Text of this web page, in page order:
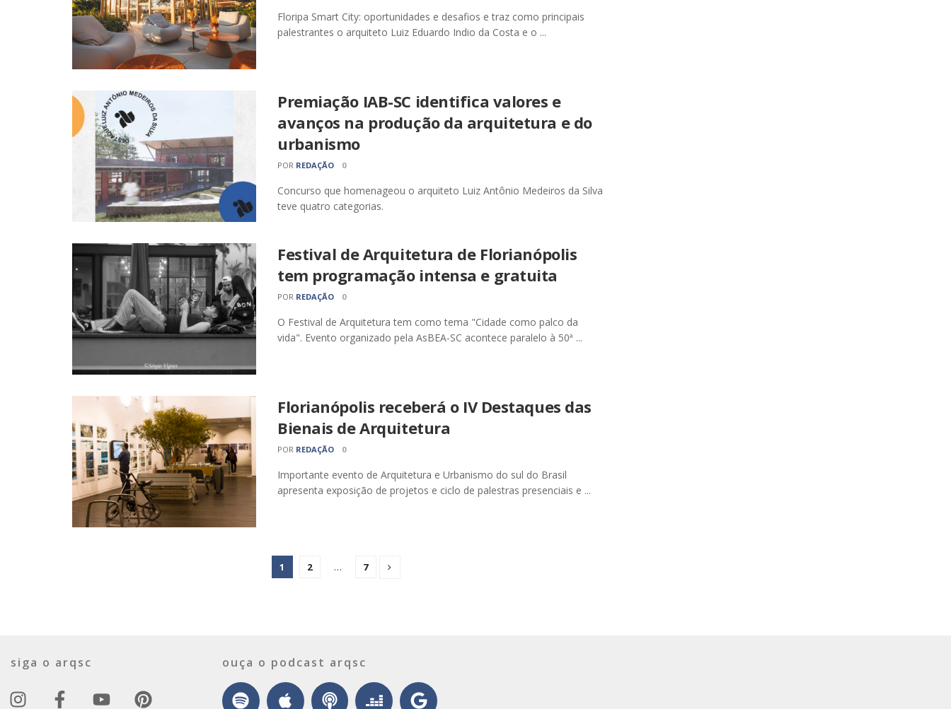
Floripa Smart City: oportunidades e desafios e traz como principais
palestrantes o arquiteto Luiz Eduardo Indio da Costa e o ...
Premiação IAB-SC identifica valores e
avanços na produção da arquitetura e do
urbanismo
POR REDAÇÃO 0
Concurso que homenageou o arquiteto Luiz Antônio Medeiros da Silva
teve quatro categorias.
Festival de Arquitetura de Florianópolis
tem programação intensa e gratuita
POR REDAÇÃO 0
O Festival de Arquitetura tem como tema "Cidade como palco da
vida". Evento organizado pela AsBEA-SC acontece paralelo à 50ª ...
Florianópolis receberá o IV Destaques das
Bienais de Arquitetura
POR REDAÇÃO 0
Importante evento de Arquitetura e Urbanismo do sul do Brasil
apresenta exposição de projetos e ciclo de palestras presenciais e ...
1 2 … 7
siga o arqsc ouça o podcast arqsc